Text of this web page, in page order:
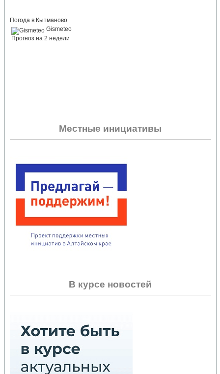
Погода в Кытманово
Gismeteo
Прогноз на 2 недели
Местные инициативы
В курсе новостей